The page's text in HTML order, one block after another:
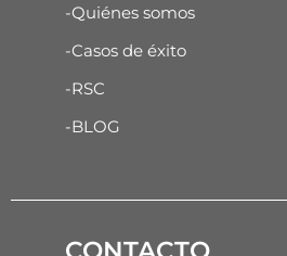
-Quiénes somos
-Casos de éxito
-RSC
-BLOG